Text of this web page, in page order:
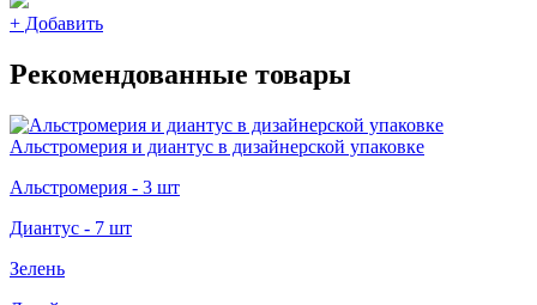
+ Добавить
Рекомендованные товары
Альстромерия и диантус в дизайнерской упаковке
Альстромерия - 3 шт
Диантус - 7 шт
Зелень